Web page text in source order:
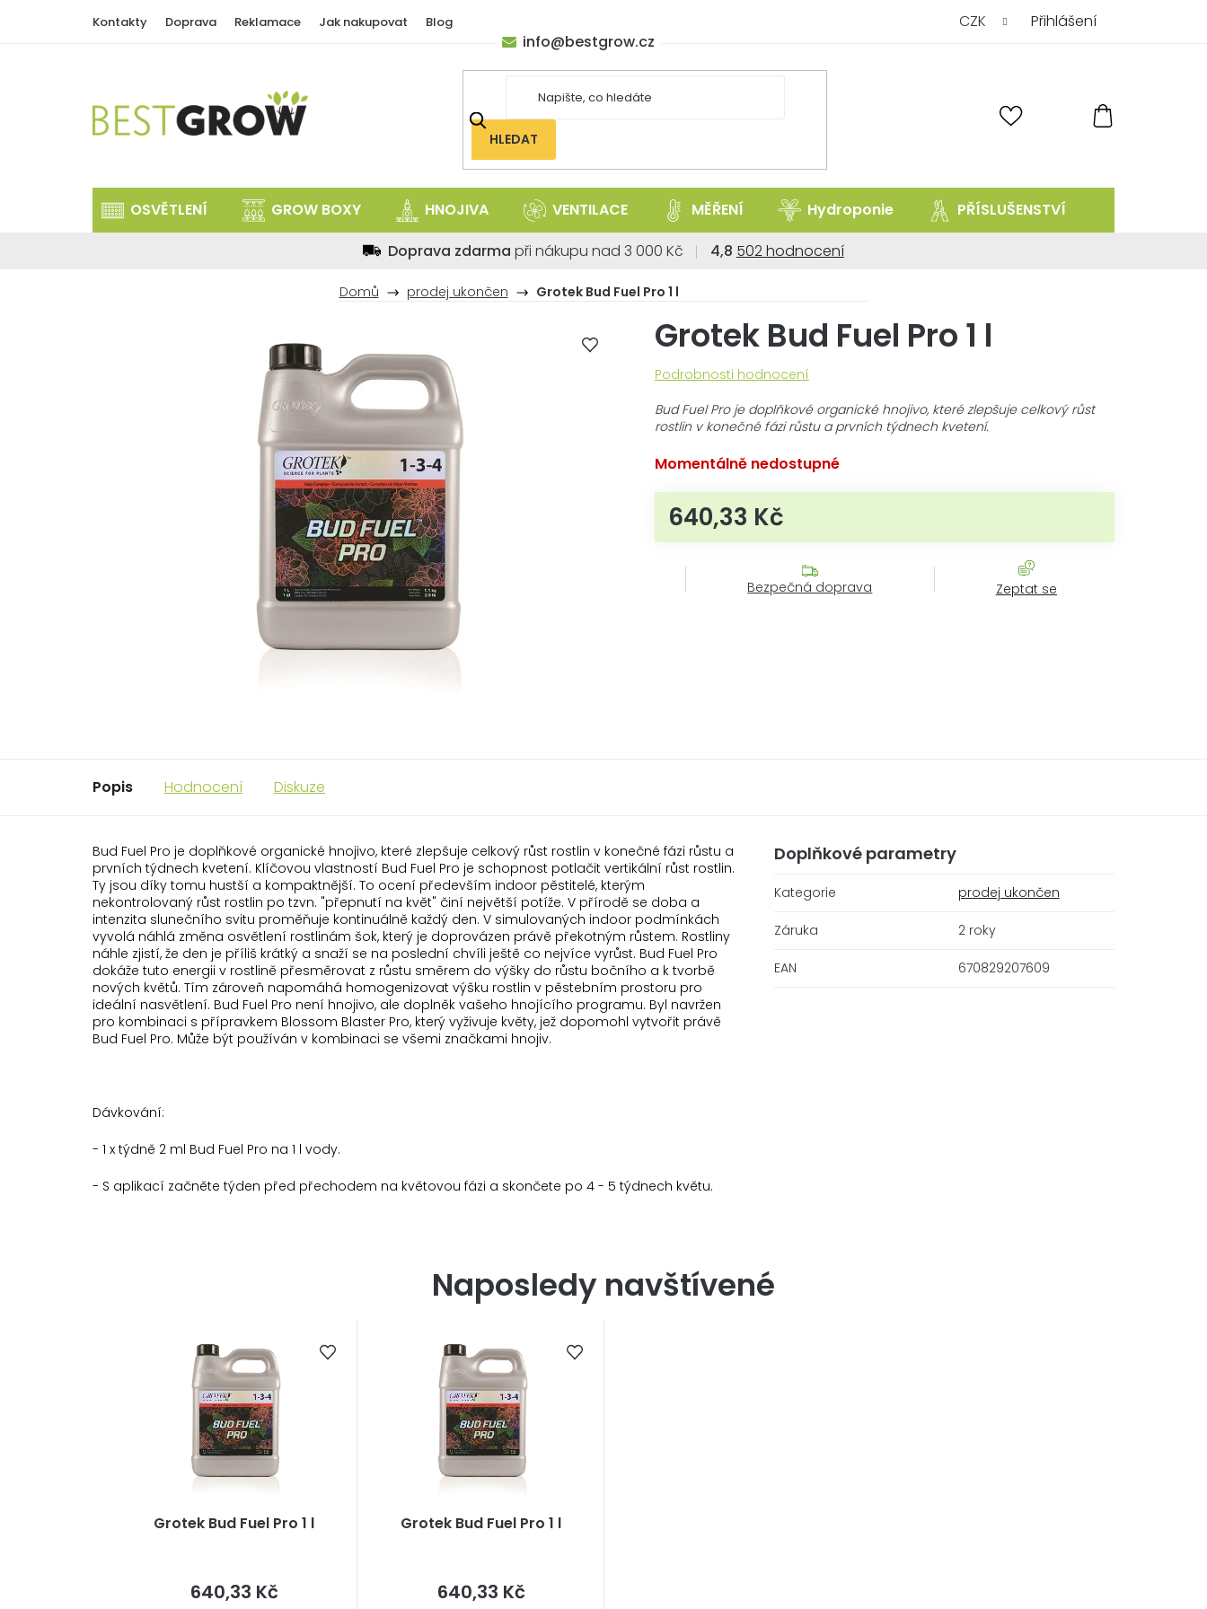
Kontakty Doprava Reklamace Jak nakupovat Blog CZK Přihlášení
HLEDAT
KOŠÍK
info@bestgrow.cz
OSVĚTLENÍ GROW BOXY HNOJIVA VENTILACE MĚŘENÍ Hydroponie PŘÍSLUŠENSTVÍ
Doprava zdarma při nákupu nad 3 000 Kč 4,8 Průměrné
4,8
z
5
502 hodnocení
Domů prodej ukončen Grotek Bud Fuel Pro 1 l
Grotek Bud Fuel Pro 1 l
Průměrné
produktu
je
z
hvězdiček.
Podrobnosti hodnocení
Bud Fuel Pro je doplňkové organické hnojivo, které zlepšuje celkový růst
rostlin v konečné fázi růstu a prvních týdnech kvetení.
Momentálně nedostupné
640,33 KčMěrná cena:
Bezpečná doprava Zeptat se
Popis Hodnocení Diskuze
Bud Fuel Pro je doplňkové organické hnojivo, které zlepšuje celkový růst rostlin v konečné fázi růstu a
prvních týdnech kvetení. Klíčovou vlastností Bud Fuel Pro je schopnost potlačit vertikální růst rostlin.
Ty jsou díky tomu hustší a kompaktnější. To ocení především indoor pěstitelé, kterým
nekontrolovaný růst rostlin po tzvn. "přepnutí na květ" činí největší potíže. V přírodě se doba a
intenzita slunečního svitu proměňuje kontinuálně každý den. V simulovaných indoor podmínkách
vyvolá náhlá změna osvětlení rostlinám šok, který je doprovázen právě překotným růstem. Rostliny
náhle zjistí, že den je příliš krátký a snaží se na poslední chvíli ještě co nejvíce vyrůst. Bud Fuel Pro
dokáže tuto energii v rostlině přesměrovat z růstu směrem do výšky do růstu bočního a k tvorbě
nových květů. Tím zároveň napomáhá homogenizovat výšku rostlin v pěstebním prostoru pro
ideální nasvětlení. Bud Fuel Pro není hnojivo, ale doplněk vašeho hnojícího programu. Byl navržen
pro kombinaci s přípravkem Blossom Blaster Pro, který vyživuje květy, jež dopomohl vytvořit právě
Bud Fuel Pro. Může být používán v kombinaci se všemi značkami hnojiv.
Dávkování:
- 1 x týdně 2 ml Bud Fuel Pro na 1 l vody.
- S aplikací začněte týden před přechodem na květovou fázi a skončete po 4 - 5 týdnech květu.
Doplňkové parametry
Kategorie prodej ukončen
Záruka 2 roky
EAN 670829207609
Naposledy navštívené
Grotek Bud Fuel Pro 1 l
640,33 KčMěrná
cena:
Grotek Bud Fuel Pro 1 l
640,33 KčMěrná
cena: